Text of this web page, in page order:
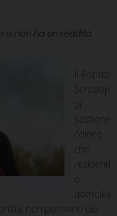
o non ha un reddito
Il Fondo
Scrosop
pi
sostiene
coloro
che,
residenti
domicilia
non possono più